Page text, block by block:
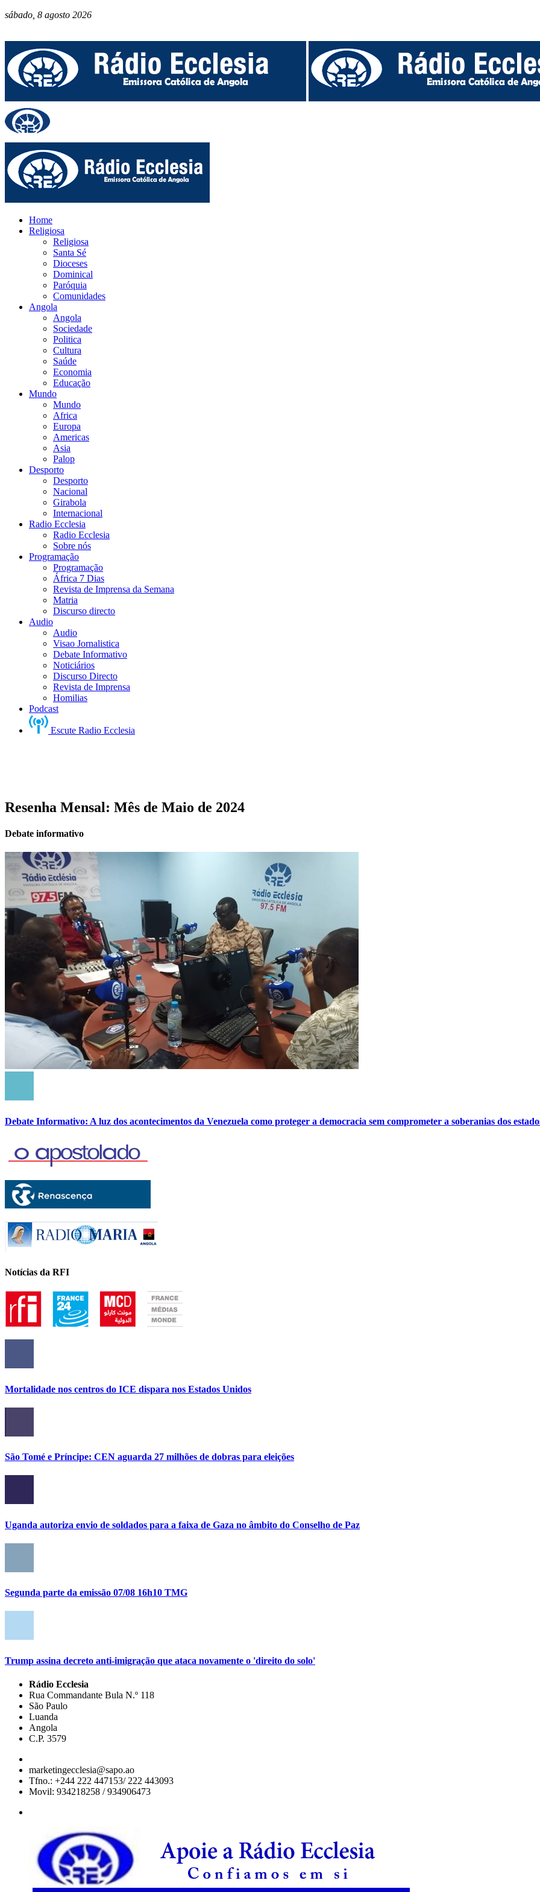
sábado, 8 agosto 2026
Home
Religiosa
Religiosa
Santa Sé
Dioceses
Dominical
Paróquia
Comunidades
Angola
Angola
Sociedade
Politica
Cultura
Saúde
Economia
Educação
Mundo
Mundo
Africa
Europa
Americas
Asia
Palop
Desporto
Desporto
Nacional
Girabola
Internacional
Radio Ecclesia
Radio Ecclesia
Sobre nós
Programação
Programação
África 7 Dias
Revista de Imprensa da Semana
Matria
Discurso directo
Audio
Audio
Visao Jornalistica
Debate Informativo
Noticiários
Discurso Directo
Revista de Imprensa
Homilias
Podcast
Escute Radio Ecclesia
Resenha Mensal: Mês de Maio de 2024
Debate informativo
Debate Informativo: A luz dos acontecimentos da Venezuela como proteger a democracia sem comprometer a soberanias dos
Notícias da RFI
Mortalidade nos centros do ICE dispara nos Estados Unidos
São Tomé e Príncipe: CEN aguarda 27 milhões de dobras para eleições
Uganda autoriza envio de soldados para a faixa de Gaza no âmbito do Conselho de Paz
Segunda parte da emissão 07/08 16h10 TMG
Trump assina decreto anti-imigração que ataca novamente o 'direito do solo'
Rádio Ecclesia
Rua Commandante Bula N.º 118
São Paulo
Luanda
Angola
C.P. 3579
marketingecclesia@sapo.ao
Tfno.: +244 222 447153/ 222 443093
Movil: 934218258 / 934906473